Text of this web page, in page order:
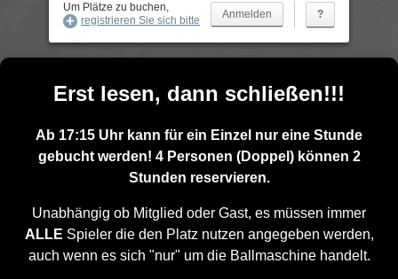
Um Plätze zu buchen,
registrieren Sie sich bitte
?
Platz
07:15
bis 08:15 Uhr
08:15
Mittwoch
8. Juli 2026
1 ESK
Court
2
Dsign
3
Stadler
Sport
shop
KE
5 SBM
Verlag
6
Break
Vorbei Vorbei Vorbei Vorbei Vorbei Vorbei
Erst lesen, dann schließen!!!
Ab 17:15 Uhr kann für ein Einzel nur eine Stunde
gebucht werden! 4 Personen (Doppel) können 2
Stunden reservieren.
Unabhängig ob Mitglied oder Gast, es müssen immer
ALLE Spieler die den Platz nutzen angegeben werden,
auch wenn es sich "nur" um die Ballmaschine handelt.